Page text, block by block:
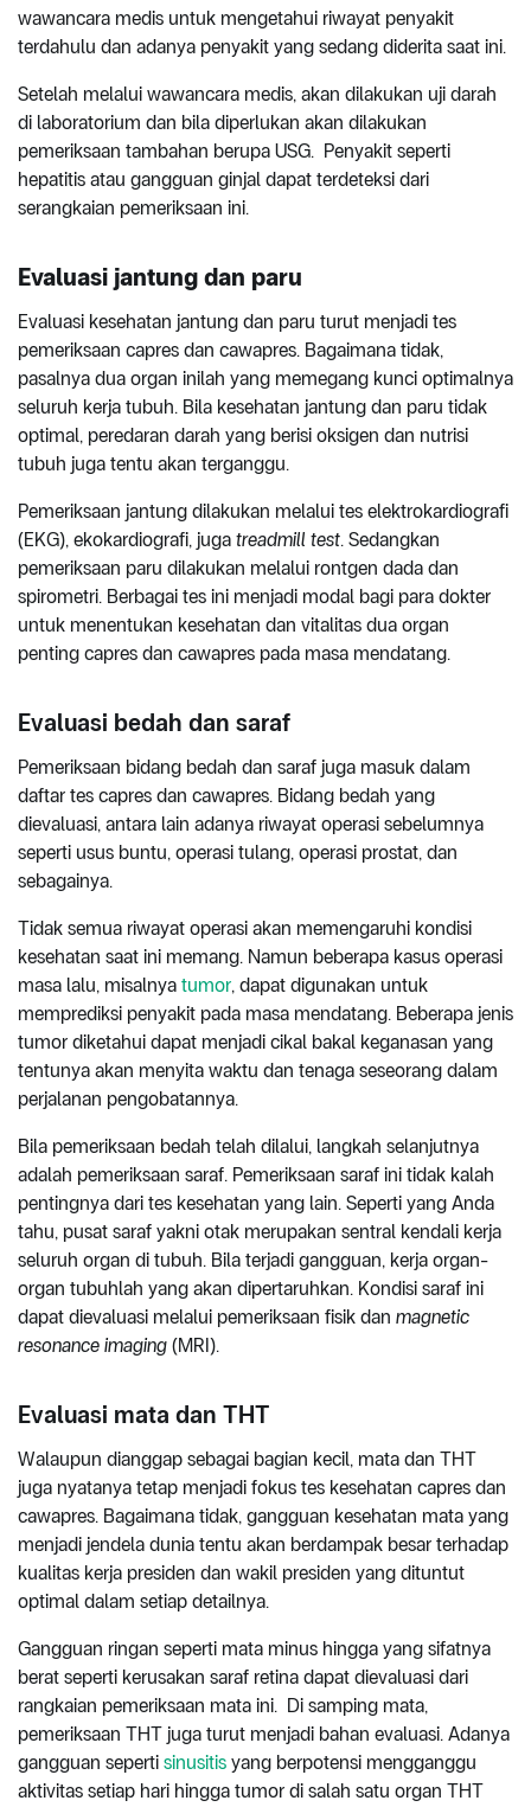
wawancara medis untuk mengetahui riwayat penyakit
terdahulu dan adanya penyakit yang sedang diderita saat ini.
Setelah melalui wawancara medis, akan dilakukan uji darah
di laboratorium dan bila diperlukan akan dilakukan
pemeriksaan tambahan berupa USG. Penyakit seperti
hepatitis atau gangguan ginjal dapat terdeteksi dari
serangkaian pemeriksaan ini.
Evaluasi jantung dan paru
Evaluasi kesehatan jantung dan paru turut menjadi tes
pemeriksaan capres dan cawapres. Bagaimana tidak,
pasalnya dua organ inilah yang memegang kunci optimalnya
seluruh kerja tubuh. Bila kesehatan jantung dan paru tidak
optimal, peredaran darah yang berisi oksigen dan nutrisi
tubuh juga tentu akan terganggu.
Pemeriksaan jantung dilakukan melalui tes elektrokardiografi
(EKG), ekokardiografi, juga treadmill test. Sedangkan
pemeriksaan paru dilakukan melalui rontgen dada dan
spirometri. Berbagai tes ini menjadi modal bagi para dokter
untuk menentukan kesehatan dan vitalitas dua organ
penting capres dan cawapres pada masa mendatang.
Evaluasi bedah dan saraf
Pemeriksaan bidang bedah dan saraf juga masuk dalam
daftar tes capres dan cawapres. Bidang bedah yang
dievaluasi, antara lain adanya riwayat operasi sebelumnya
seperti usus buntu, operasi tulang, operasi prostat, dan
sebagainya.
Tidak semua riwayat operasi akan memengaruhi kondisi
kesehatan saat ini memang. Namun beberapa kasus operasi
masa lalu, misalnya tumor, dapat digunakan untuk
memprediksi penyakit pada masa mendatang. Beberapa jenis
tumor diketahui dapat menjadi cikal bakal keganasan yang
tentunya akan menyita waktu dan tenaga seseorang dalam
perjalanan pengobatannya.
Bila pemeriksaan bedah telah dilalui, langkah selanjutnya
adalah pemeriksaan saraf. Pemeriksaan saraf ini tidak kalah
pentingnya dari tes kesehatan yang lain. Seperti yang Anda
tahu, pusat saraf yakni otak merupakan sentral kendali kerja
seluruh organ di tubuh. Bila terjadi gangguan, kerja organ-
organ tubuhlah yang akan dipertaruhkan. Kondisi saraf ini
dapat dievaluasi melalui pemeriksaan fisik dan magnetic
resonance imaging (MRI).
Evaluasi mata dan THT
Walaupun dianggap sebagai bagian kecil, mata dan THT
juga nyatanya tetap menjadi fokus tes kesehatan capres dan
cawapres. Bagaimana tidak, gangguan kesehatan mata yang
menjadi jendela dunia tentu akan berdampak besar terhadap
kualitas kerja presiden dan wakil presiden yang dituntut
optimal dalam setiap detailnya.
Gangguan ringan seperti mata minus hingga yang sifatnya
berat seperti kerusakan saraf retina dapat dievaluasi dari
rangkaian pemeriksaan mata ini. Di samping mata,
pemeriksaan THT juga turut menjadi bahan evaluasi. Adanya
gangguan seperti sinusitis yang berpotensi mengganggu
aktivitas setiap hari hingga tumor di salah satu organ THT